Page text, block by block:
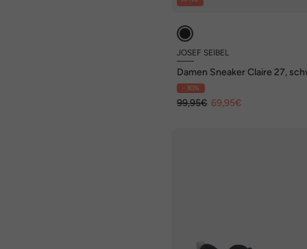
JOSEF SEIBEL
Damen Sneaker Claire 27,
weiss
- 30%
99,95€ 69,95€